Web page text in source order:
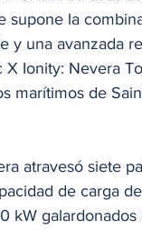
supone la
y una avanzada
X Ionity: Nevera
marítimos de
atravesó siete
de carga
kW